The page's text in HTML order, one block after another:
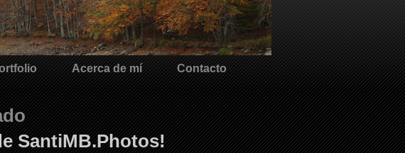
Acerca de mí Contacto
SantiMB.Photos!